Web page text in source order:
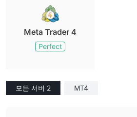
Meta Trader 4
Perfect
모든 서버 2 MT4